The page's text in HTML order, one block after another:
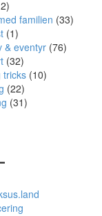
familien (33)
(1)
& eventyr (76)
(32)
tricks (10)
(22)
(31)